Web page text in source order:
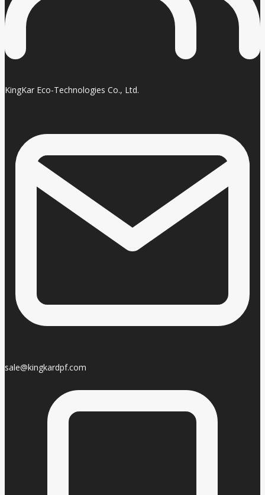
KingKar Eco-Technologies Co., Ltd.
sale@kingkardpf.com